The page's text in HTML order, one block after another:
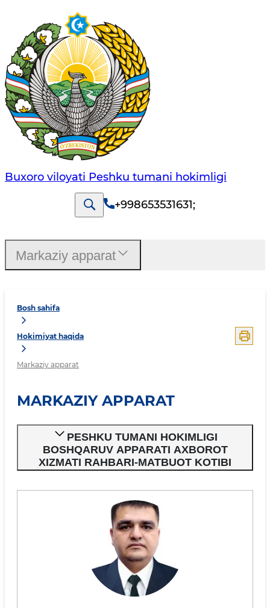
Buxoro viloyati Peshku tumani hokimligi
+998653531631;
Bosh sahifa
Hokimiyat haqida
Markaziy apparat
MARKAZIY APPARAT
PESHKU TUMANI HOKIMLIGI
BOSHQARUV APPARATI AXBOROT
XIZMATI RAHBARI-MATBUOT KOTIBI
Markaziy apparat